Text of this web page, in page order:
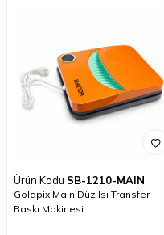
Ürün Kodu SB-1210-MAIN
Goldpix Main Düz Isı Transfer
Baskı Makinesi